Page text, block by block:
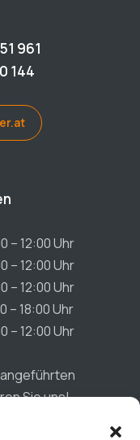
961
144
– 12:00 Uhr
– 12:00 Uhr
– 12:00 Uhr
– 18:00 Uhr
– 12:00 Uhr
Sie uns!